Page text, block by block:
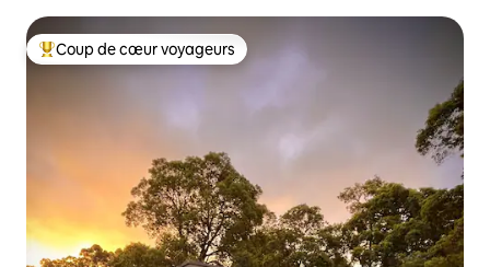
Coups de cœur voyageurs les plus appréciés
Coup de cœur voyageurs